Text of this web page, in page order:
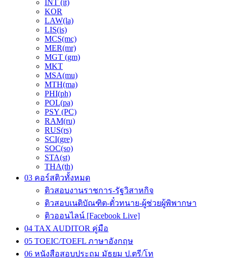
INT (it)
KOR
LAW(la)
LIS(is)
MCS(mc)
MER(mr)
MGT (gm)
MKT
MSA(mu)
MTH(ma)
PHI(ph)
POL(pa)
PSY (PC)
RAM(ru)
RUS(rs)
SCI(gre)
SOC(so)
STA(st)
THA(th)
03 คอร์สติวทั้งหมด
ติวสอบงานราชการ-รัฐวิสาหกิจ
ติวสอบเนติบัณฑิต-ตั๋วทนาย-ผู้ช่วยผู้พิพากษา
ติวออนไลน์ [Facebook Live]
04 TAX AUDITOR คู่มือ
05 TOEIC/TOEFL ภาษาอังกฤษ
06 หนังสือสอบประถม มัธยม ป.ตรี/โท